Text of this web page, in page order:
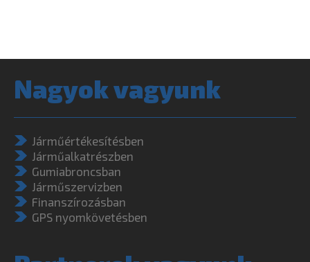
Nagyok vagyunk
Járműértékesítésben
Járműalkatrészben
Gumiabroncsban
Járműszervizben
Finanszírozásban
GPS nyomkövetésben